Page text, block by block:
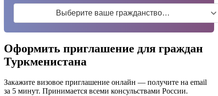
Выберите ваше гражданство…
Оформить приглашение для граждан
Туркменистана
Закажите визовое приглашение онлайн — получите на email
за 5 минут. Принимается всеми консульствами России.